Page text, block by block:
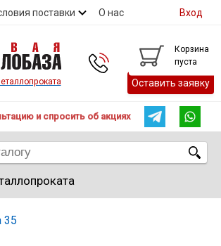
поставки О нас Вход
Корзина
пуста
Оставить заявку
и спросить об акциях
35